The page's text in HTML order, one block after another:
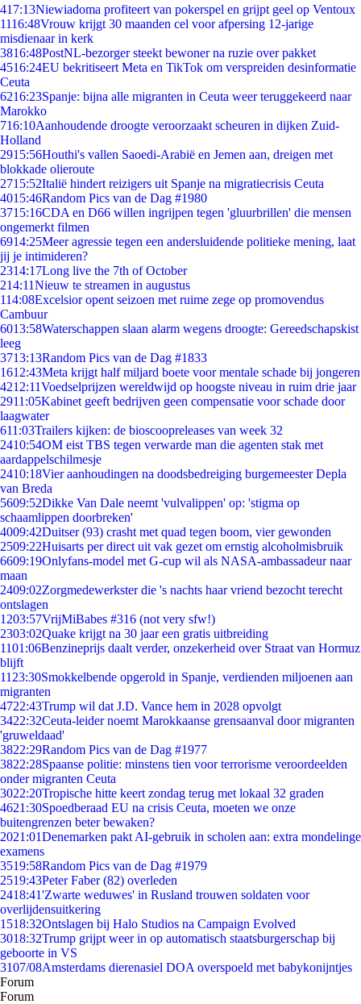
417:13Niewiadoma profiteert van pokerspel en grijpt geel op Ventoux
1116:48Vrouw krijgt 30 maanden cel voor afpersing 12-jarige
misdienaar in kerk
3816:48PostNL-bezorger steekt bewoner na ruzie over pakket
4516:24EU bekritiseert Meta en TikTok om verspreiden desinformatie
Ceuta
6216:23Spanje: bijna alle migranten in Ceuta weer teruggekeerd naar
Marokko
716:10Aanhoudende droogte veroorzaakt scheuren in dijken Zuid-
Holland
2915:56Houthi's vallen Saoedi-Arabië en Jemen aan, dreigen met
blokkade olieroute
2715:52Italië hindert reizigers uit Spanje na migratiecrisis Ceuta
4015:46Random Pics van de Dag #1980
3715:16CDA en D66 willen ingrijpen tegen 'gluurbrillen' die mensen
ongemerkt filmen
6914:25Meer agressie tegen een andersluidende politieke mening, laat
jij je intimideren?
2314:17Long live the 7th of October
214:11Nieuw te streamen in augustus
114:08Excelsior opent seizoen met ruime zege op promovendus
Cambuur
6013:58Waterschappen slaan alarm wegens droogte: Gereedschapskist
leeg
3713:13Random Pics van de Dag #1833
1612:43Meta krijgt half miljard boete voor mentale schade bij jongeren
4212:11Voedselprijzen wereldwijd op hoogste niveau in ruim drie jaar
2911:05Kabinet geeft bedrijven geen compensatie voor schade door
laagwater
611:03Trailers kijken: de bioscoopreleases van week 32
2410:54OM eist TBS tegen verwarde man die agenten stak met
aardappelschilmesje
2410:18Vier aanhoudingen na doodsbedreiging burgemeester Depla
van Breda
5609:52Dikke Van Dale neemt 'vulvalippen' op: 'stigma op
schaamlippen doorbreken'
4009:42Duitser (93) crasht met quad tegen boom, vier gewonden
2509:22Huisarts per direct uit vak gezet om ernstig alcoholmisbruik
6609:19Onlyfans-model met G-cup wil als NASA-ambassadeur naar
maan
2409:02Zorgmedewerkster die 's nachts haar vriend bezocht terecht
ontslagen
1203:57VrijMiBabes #316 (not very sfw!)
2303:02Quake krijgt na 30 jaar een gratis uitbreiding
1101:06Benzineprijs daalt verder, onzekerheid over Straat van Hormuz
blijft
11 23:30Smokkelbende opgerold in Spanje, verdienden miljoenen aan
migranten
4722:43Trump wil dat J.D. Vance hem in 2028 opvolgt
3422:32Ceuta-leider noemt Marokkaanse grensaanval door migranten
'gruweldaad'
3822:29Random Pics van de Dag #1977
3822:28Spaanse politie: minstens tien voor terrorisme veroordeelden
onder migranten Ceuta
3022:20Tropische hitte keert zondag terug met lokaal 32 graden
4621:30Spoedberaad EU na crisis Ceuta, moeten we onze
buitengrenzen beter bewaken?
2021:01Denemarken pakt AI-gebruik in scholen aan: extra mondelinge
examens
3519:58Random Pics van de Dag #1979
2519:43Peter Faber (82) overleden
2418:41'Zwarte weduwes' in Rusland trouwen soldaten voor
overlijdensuitkering
1518:32Ontslagen bij Halo Studios na Campaign Evolved
3018:32Trump grijpt weer in op automatisch staatsburgerschap bij
geboorte in VS
3107/08Amsterdams dierenasiel DOA overspoeld met babykonijntjes
Forum
Forum